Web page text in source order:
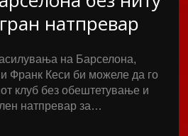
натпревар
на Барселона,
Франк Кеси би можеле да го
клуб без обештетување и
натпревар за…